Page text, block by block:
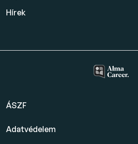
Hírek
ÁSZF
Adatvédelem